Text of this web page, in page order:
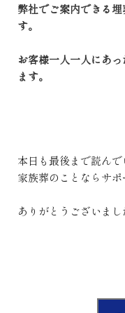
弊社でご案内できる
す。
お客様一人一人にあ
ます。
本日も最後まで読ん
家族葬のことならサ
ありがとうございま